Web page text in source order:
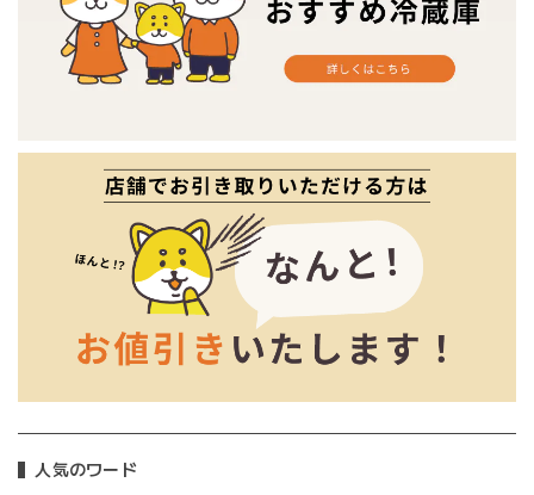
人気のワード